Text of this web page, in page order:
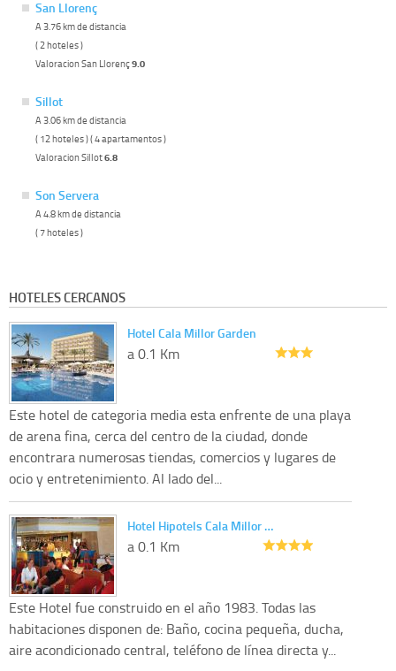
San Llorenç
A 3.76 km de distancia
( 2 hoteles )
Valoracion San Llorenç9.0
Sillot
A 3.06 km de distancia
( 12 hoteles ) ( 4 apartamentos )
Valoracion Sillot6.8
Son Servera
A 4.8 km de distancia
( 7 hoteles )
HOTELES CERCANOS
Hotel Cala Millor Garden
a 0.1 Km
Este hotel de categoria media esta enfrente de una playa
de arena fina, cerca del centro de la ciudad, donde
encontrara numerosas tiendas, comercios y lugares de
ocio y entretenimiento. Al lado del...
Hotel Hipotels Cala Millor …
a 0.1 Km
Este Hotel fue construido en el año 1983. Todas las
habitaciones disponen de: Baño, cocina pequeña, ducha,
aire acondicionado central, teléfono de línea directa y...